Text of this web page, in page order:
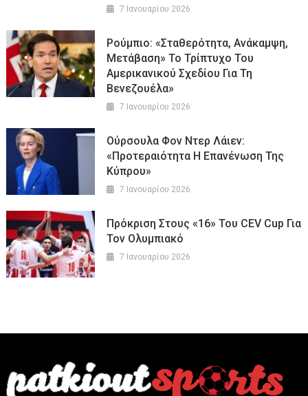
7 Ιανουαρίου 2026
Ρούμπιο: «Σταθερότητα, Ανάκαμψη,
Μετάβαση» Το Τρίπτυχο Του
Αμερικανικού Σχεδίου Για Τη
Βενεζουέλα»
7 Ιανουαρίου 2026
Ούρσουλα Φον Ντερ Λάιεν:
«Προτεραιότητα Η Επανένωση Της
Κύπρου»
7 Ιανουαρίου 2026
Πρόκριση Στους «16» Του CEV Cup Για
Τον Ολυμπιακό
7 Ιανουαρίου 2026